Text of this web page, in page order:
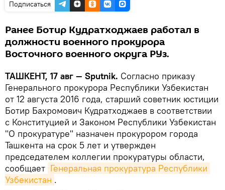
Подписаться
Ранее Ботир Кудратходжаев работал в
должности военного прокурора
Восточного военного округа РУз.
ТАШКЕНТ, 17 авг — Sputnik. Согласно приказу
Генерального прокурора Республики Узбекистан
от 12 августа 2016 года, старший советник юстиции
Ботир Бахромович Кудратходжаев в соответствии
с Конституцией и Законом Республики Узбекистан
"О прокуратуре" назначен прокурором города
Ташкента на срок 5 лет и утвержден
председателем коллегии прокуратуры области,
сообщает Генеральная прокуратура Республики
Узбекистан .